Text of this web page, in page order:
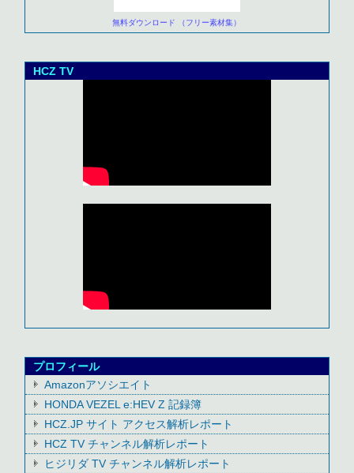
無料ダウンロード （フリー素材集）
HCZ TV
プロフィール
Amazonアソシエイト
HONDA VEZEL e:HEV Z 記録簿
HCZ.JP サイト アクセス解析レポート
HCZ TV チャンネル解析レポート
ヒジリダ TV チャンネル解析レポート